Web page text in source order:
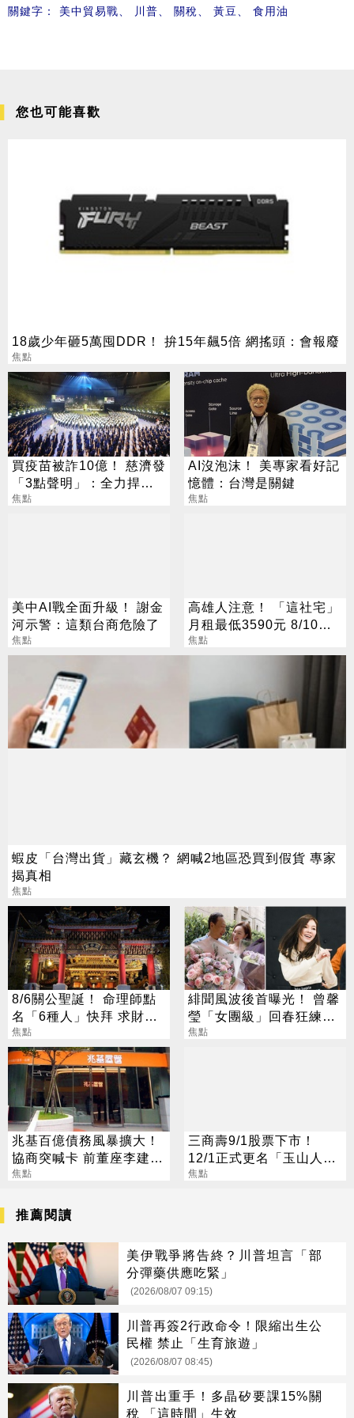
關鍵字： 美中貿易戰 川普 關稅 黃豆 食用油
您也可能喜歡
18歲少年砸5萬囤DDR！ 拚15年飆5倍 網搖頭：會報廢
焦點
買疫苗被詐10億！ 慈濟發
「3點聲明」：全力捍衛
捐款人權益
焦點
AI沒泡沫！ 美專家看好記
憶體：台灣是關鍵
焦點
美中AI戰全面升級！ 謝金
河示警：這類台商危險了
焦點
高雄人注意！ 「這社宅」
月租最低3590元 8/10起
放申請
焦點
蝦皮「台灣出貨」藏玄機？ 網喊2地區恐買到假貨 專家
揭真相
焦點
8/6關公聖誕！ 命理師點
名「6種人」快拜 求財求
職保平安
焦點
緋聞風波後首曝光！ 曾馨
瑩「女團級」回春狂練舞
郭董獨自公園散步
焦點
兆基百億債務風暴擴大！
協商突喊卡 前董座李建成
遭檢調搜索
焦點
三商壽9/1股票下市！
12/1正式更名「玉山人
壽」
焦點
推薦閱讀
美伊戰爭將告終？川普坦言「部
分彈藥供應吃緊」
(2026/08/07 09:15)
川普再簽2行政命令！限縮出生公
民權 禁止「生育旅遊」
(2026/08/07 08:45)
川普出重手！多晶矽要課15%關
稅 「這時間」生效